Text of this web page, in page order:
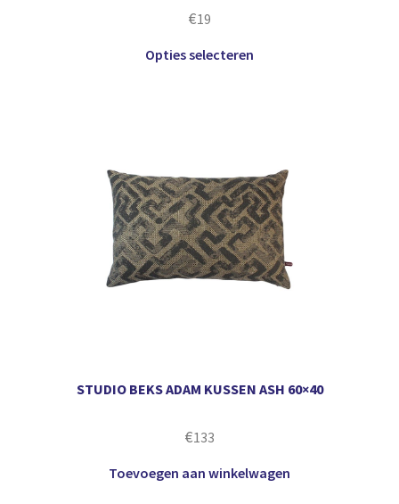
€19
Opties selecteren
STUDIO BEKS ADAM KUSSEN ASH 60×40
€133
Toevoegen aan winkelwagen